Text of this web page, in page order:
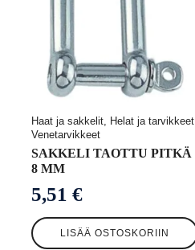
Haat ja sakkelit, Helat ja tarvikkeet,
Venetarvikkeet
SAKKELI TAOTTU PITKÄ
8 MM
5,51 €
LISÄÄ OSTOSKORIIN